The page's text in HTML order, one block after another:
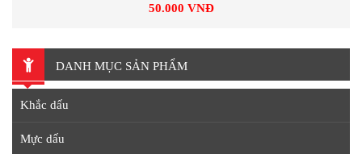
50.000 VNĐ
DANH MỤC SẢN PHẨM
Khắc dấu
Mực dấu